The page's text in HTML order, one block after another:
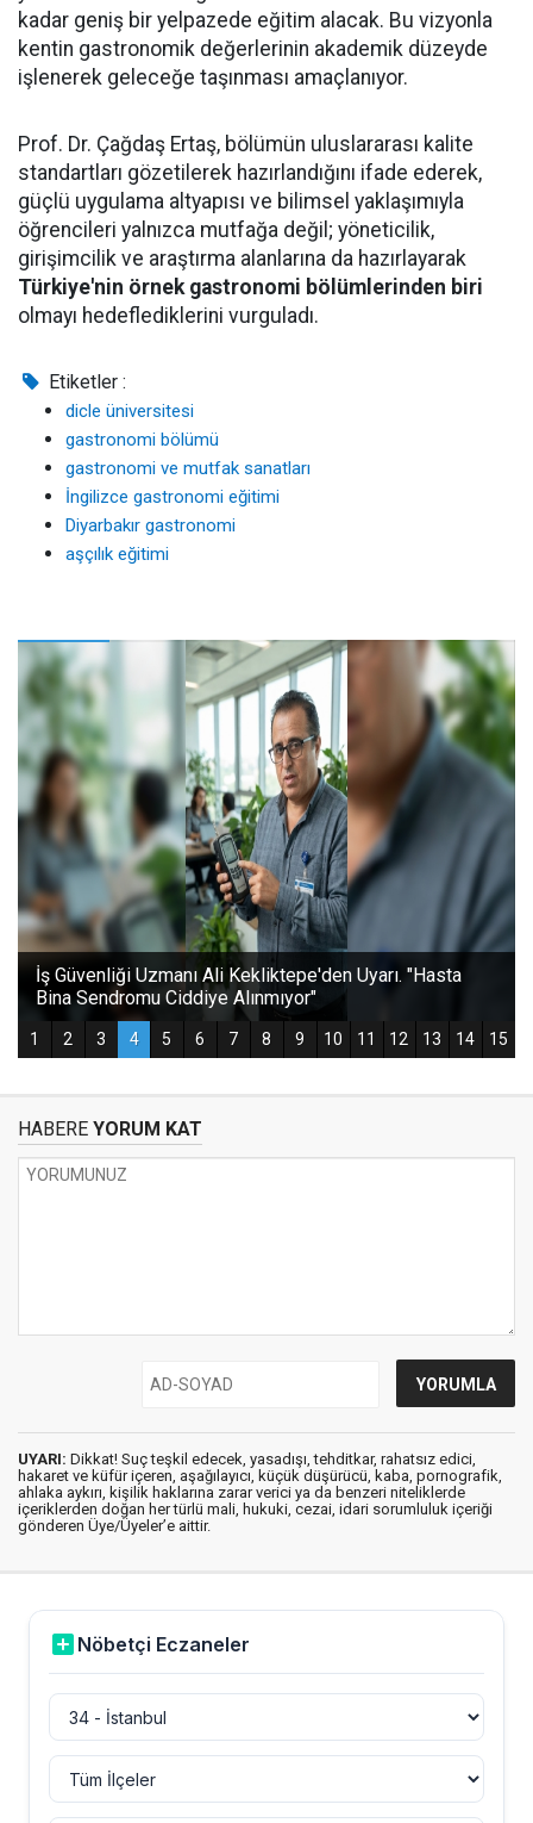
kadar geniş bir yelpazede eğitim alacak. Bu vizyonla
kentin gastronomik değerlerinin akademik düzeyde
işlenerek geleceğe taşınması amaçlanıyor.
Prof. Dr. Çağdaş Ertaş, bölümün uluslararası kalite
standartları gözetilerek hazırlandığını ifade ederek,
güçlü uygulama altyapısı ve bilimsel yaklaşımıyla
öğrencileri yalnızca mutfağa değil; yöneticilik,
girişimcilik ve araştırma alanlarına da hazırlayarak
Türkiye'nin örnek gastronomi bölümlerinden biri
olmayı hedeflediklerini vurguladı.
Etiketler :
dicle üniversitesi
gastronomi bölümü
gastronomi ve mutfak sanatları
İngilizce gastronomi eğitimi
Diyarbakır gastronomi
aşçılık eğitimi
HABERE YORUM KAT
UYARI: Dikkat! Suç teşkil edecek, yasadışı, tehditkar, rahatsız edici,
hakaret ve küfür içeren, aşağılayıcı, küçük düşürücü, kaba, pornografik,
ahlaka aykırı, kişilik haklarına zarar verici ya da benzeri niteliklerde
içeriklerden doğan her türlü mali, hukuki, cezai, idari sorumluluk içeriği
gönderen Üye/Üyeler’e aittir.